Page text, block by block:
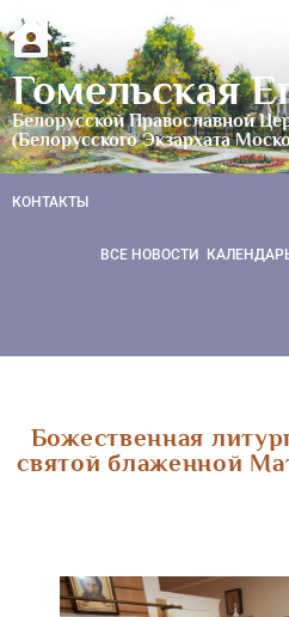
Гомельская
Белорусской Православной
(Белорусского Экзархата
КОНТАКТЫ
ВСЕ НОВОСТИ
Божественная
святой блаженной